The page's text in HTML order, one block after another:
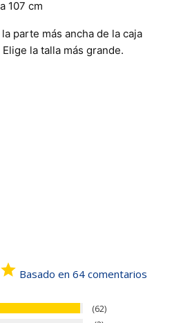
107 cm
parte más ancha de la caja
la talla más grande.
Basado en 64 comentarios
62